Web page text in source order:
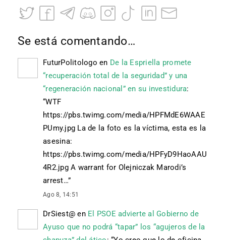
Se está comentando…
FuturPolitologo en De la Espriella promete
“recuperación total de la seguridad” y una
“regeneración nacional” en su investidura:
“WTF
https://pbs.twimg.com/media/HPFMdE6WAAE
PUmy.jpg La de la foto es la víctima, esta es la
asesina:
https://pbs.twimg.com/media/HPFyD9HaoAAU
4R2.jpg A warrant for Olejniczak Marodi’s
arrest…”
Ago 8, 14:51
DrSiest@ en El PSOE advierte al Gobierno de
Ayuso que no podrá “tapar” los “agujeros de la